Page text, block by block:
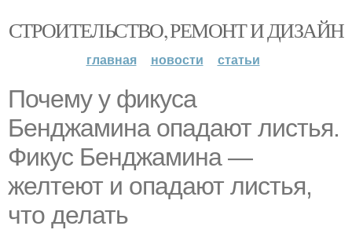
СТРОИТЕЛЬСТВО, РЕМОНТ И ДИЗАЙН
главная новости статьи
Почему у фикуса
Бенджамина опадают листья.
Фикус Бенджамина —
желтеют и опадают листья,
что делать